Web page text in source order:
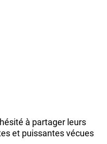
à partager leurs
et puissantes vécues